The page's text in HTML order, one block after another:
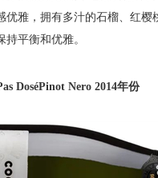
优雅，拥有多汁的石榴、红
平衡和优雅。
DoséPinot Nero 2014年份